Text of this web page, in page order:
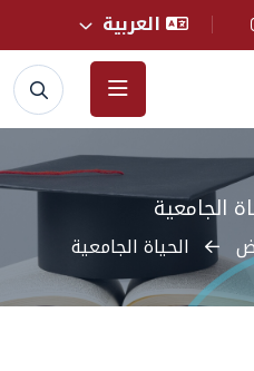
العربية
الجامعية
الحياة الجامعية